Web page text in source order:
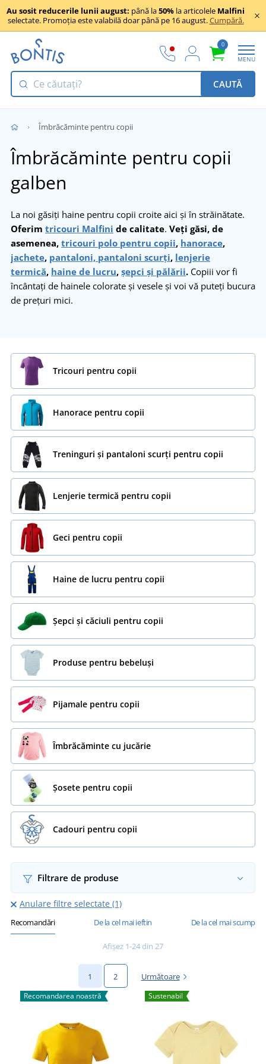
Au sosit reducerile lunii august: până la50% la articolele Malfini
selectate. Promoția este valabilă doar până pe 16 august.Cumpără.
0
MENU
CAUTĂ
Îmbrăcăminte pentru copii
Îmbrăcăminte pentru copii
galben
La noi găsiți haine pentru copii croite aici și în străinătate.
Oferim tricouri Malfini de calitate. Veți găsi, de
asemenea, tricouri polo pentru copii, hanorace,
jachete, pantaloni, pantaloni scurți, lenjerie
termică, haine de lucru, șepci și pălării. Copiii vor fi
încântați de hainele colorate și vesele și voi vă puteți bucura
de prețuri mici.
Tricouri pentru copii
Hanorace pentru copii
Treninguri și pantaloni scurți pentru copii
Lenjerie termică pentru copii
Geci pentru copii
Haine de lucru pentru copii
Șepci și căciuli pentru copii
Produse pentru bebeluși
Pijamale pentru copii
Îmbrăcăminte cu jucărie
Șosete pentru copii
Cadouri pentru copii
Filtrare de produse
Anulare filtre selectate (1)
Recomandări De la cel mai ieftin De la cel mai scump
Afișez 1-24 din 27
1 2 Următoare
Recomandarea noastră Sustenabil